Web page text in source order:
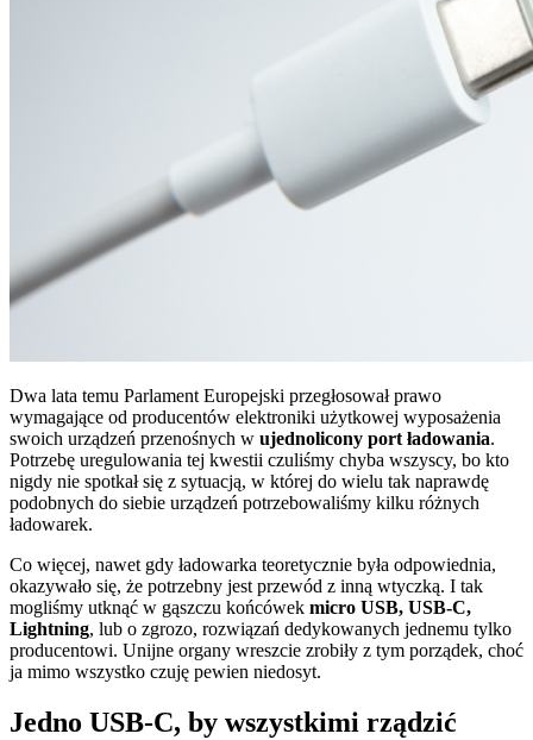
Dwa lata temu Parlament Europejski przegłosował prawo
wymagające od producentów elektroniki użytkowej wyposażenia
swoich urządzeń przenośnych w ujednolicony port ładowania.
Potrzebę uregulowania tej kwestii czuliśmy chyba wszyscy, bo kto
nigdy nie spotkał się z sytuacją, w której do wielu tak naprawdę
podobnych do siebie urządzeń potrzebowaliśmy kilku różnych
ładowarek.
Co więcej, nawet gdy ładowarka teoretycznie była odpowiednia,
okazywało się, że potrzebny jest przewód z inną wtyczką. I tak
mogliśmy utknąć w gąszczu końcówek micro USB, USB-C,
Lightning, lub o zgrozo, rozwiązań dedykowanych jednemu tylko
producentowi. Unijne organy wreszcie zrobiły z tym porządek, choć
ja mimo wszystko czuję pewien niedosyt.
Jedno USB-C, by wszystkimi rządzić